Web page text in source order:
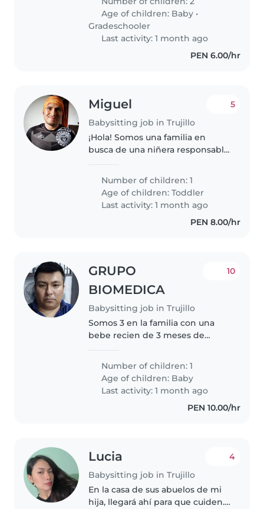
Age of children: Baby •
Gradeschooler
Last activity: 1 month ago
PEN 6.00/hr
Miguel
Babysitting job in Trujillo
5
¡Hola! Somos una familia en
busca de una niñera responsable
de 2 años lleno de energía,
cariñoso y muy amigable.
Necesitamos a alguien que
también ayude..
Number of children: 1
Age of children:Toddler
Last activity: 1 month ago
PEN 8.00/hr
GRUPO
BIOMEDICA
Babysitting job in Trujillo
10
Somos 3 en la familia con una
bebe recien de 3 meses de
Number of children: 1
Age of children: Baby
Last activity: 1 month ago
PEN 10.00/hr
Lucia
Babysitting job in Trujillo
4
En la casa de sus abuelos de mi
hija, llegará ahí para que cuiden.